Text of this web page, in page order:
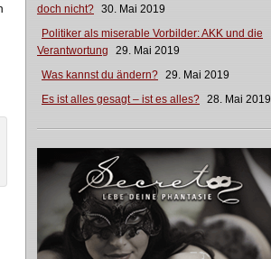
doch nicht? 30. Mai 2019
Politiker als miserable Vorbilder: AKK und die
Verantwortung
29. Mai 2019
Was kannst du ändern? 29. Mai 2019
Es ist alles gesagt – ist es alles? 28. Mai 2019